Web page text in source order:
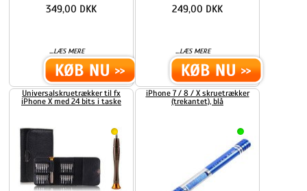
...LÆS MERE
349,00 DKK
...LÆS MERE
249,00 DKK
Universalskruetrækker til fx
iPhone X med 24 bits i taske
iPhone 7 / 8 / X skruetrækker
(trekantet), blå